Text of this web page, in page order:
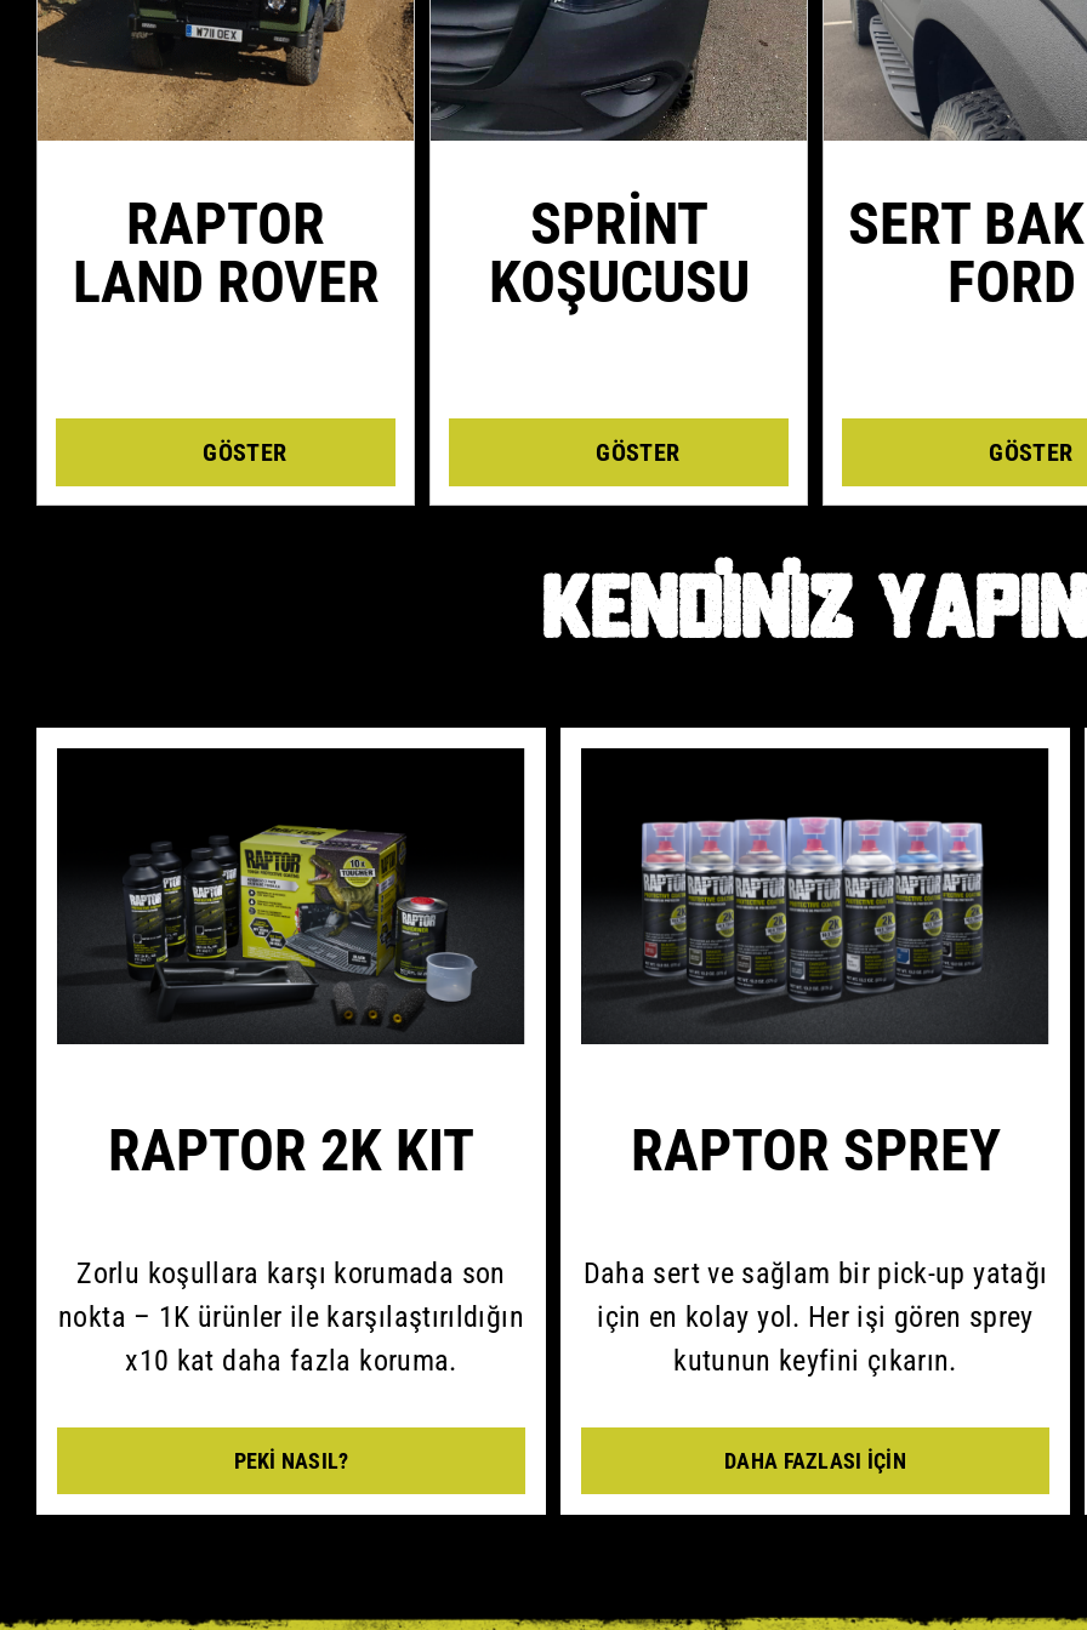
RAPTOR
LAND ROVER
Details
SPRINT
KOŞUCUSU
Details
SERT
FORD
Details
KENDINIZ YAPIN
RAPTOR 2K KIT
Zorlu koşullara karşı korumada son
nokta – 1K ürünler ile karşılaştırıldığın
x10 kat daha fazla koruma.
PEKI NASIL?
RAPTOR SPREY
Daha sert ve sağlam bir pick-up yatağı
için en kolay yol. Her işi gören sprey
kutunun keyfini çıkarın.
DAHA FAZLASI İÇIN